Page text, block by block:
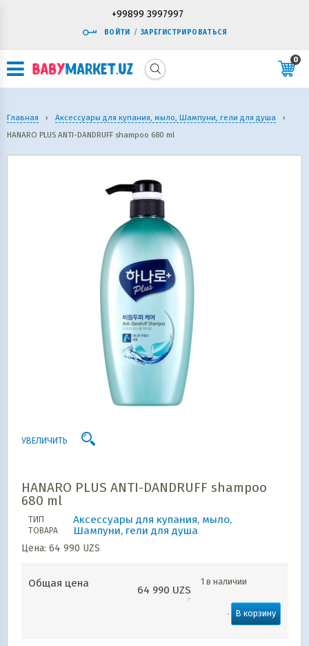
+99899 3997997
ВОЙТИ / ЗАРЕГИСТРИРОВАТЬСЯ
0
Главная › Аксессуары для купания, мыло, Шампуни, гели для душа
›
HANARO PLUS ANTI-DANDRUFF shampoo 680 ml
УВЕЛИЧИТЬ
HANARO PLUS ANTI-DANDRUFF shampoo
680 ml
ТИП
ТОВАРА
Аксессуары для купания, мыло,
Шампуни, гели для душа
Цена: 64 990 UZS
Общая цена
64 990 UZS
1 в наличии
В корзину